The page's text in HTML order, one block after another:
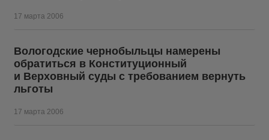
17 марта 2006
Вологодские чернобыльцы намерены
обратиться в Конституционный
и Верховный суды с требованием вернуть
льготы
17 марта 2006